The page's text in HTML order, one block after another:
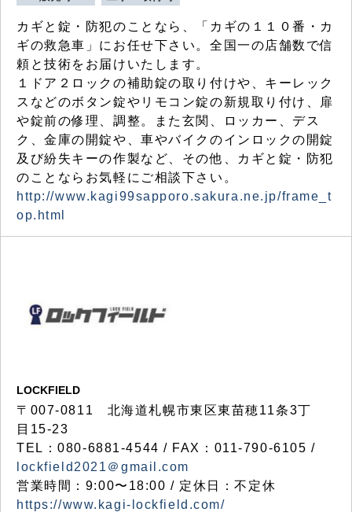
カギと錠・防犯のことなら、「カギの１１０番・カ
ギの救急車」にお任せ下さい。全国一の店舗数で信
頼と技術をお届けいたします。
１ドア２ロックの補助錠の取り付けや、キーレック
スなどのボタン錠やリモコン錠の新規取り付け、扉
や錠前の修理、調整。また玄関、ロッカー、デス
ク、金庫の開錠や、車やバイクのインロックの開錠
及び紛失キーの作製など、その他、カギと錠・防犯
のことならお気軽にご相談下さい。
http://www.kagi99sapporo.sakura.ne.jp/frame_t
op.html
LOCKFIELD
〒007-0811 北海道札幌市東区東苗穂11条3丁
目15-23
TEL：080-6881-4544 / FAX：011-790-6105 /
lockfield2021＠gmail.com
営業時間：9:00〜18:00 / 定休日：不定休
https://www.kagi-lockfield.com/